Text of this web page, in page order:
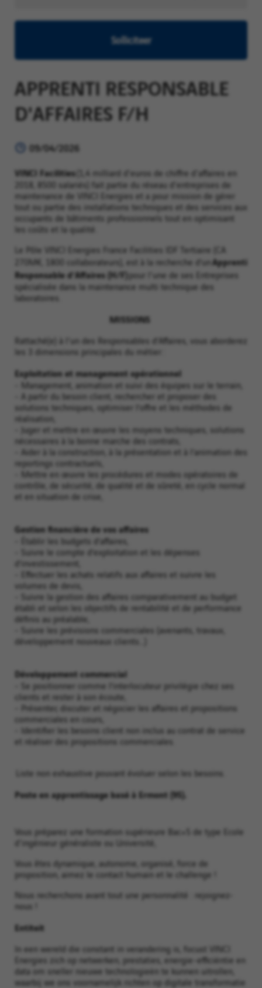
Solliciteer
APPRENTI RESPONSABLE
D'AFFAIRES F/H
09/04/2026
VINCI Facilities(1,4 milliard d'euros de chiffre d'affaires en
2018, 8500 salariés) fait partie du réseau d'entreprises de
maintenance de VINCI Energies et a pour mission de gérer
tout ou partie des installations techniques et des services aux
occupants de bâtiments professionnels tout en optimisant
les coûts et la qualité.
Le Pôle VINCI Energies France Facilities IDF Tertiaire (CA
270M€, 1800 collaborateurs), est à la recherche d’unApprenti
Responsable d’Affaires (H/F)pour l'une de ses Entreprises
spécialisée dans la maintenance multi technique des
laboratoires.
MISSIONS
Rattaché(e) à l'un des Responsables d’Affaires, vous aborderez
les 3 dimensions principales du métier :
Exploitation et management opérationnel
- Management, animation et suivi des équipes sur le terrain,
- A partir du besoin client, rechercher et proposer des
solutions techniques, optimiser l’offre et les méthodes de
réalisation,
- Juger et mettre en œuvre les moyens techniques, solutions
nécessaires à la bonne marche des contrats,
- Aider à la construction, à la présentation et à l’animation des
reportings contractuels,
- Mettre en œuvre les procédures et modes opératoires de
contrôle, de sécurité, de qualité et de sûreté, en cycle normal
et en situation de crise,
Gestion financière de vos affaires
- Établir les budgets d’affaires,
- Suivre le compte d’exploitation et les dépenses
d’investissement,
- Effectuer les achats relatifs aux affaires et suivre les
volumes de devis,
- Suivre la gestion des affaires comparativement au budget
établi et selon les objectifs de rentabilité et de performance
définis au préalable,
- Suivre les prévisions commerciales (avenants, travaux,
développement nouveaux clients…)
Développement commercial
- Se positionner comme l’interlocuteur privilégie chez ses
clients et rester à son écoute,
- Présenter, discuter et négocier les affaires et propositions
commerciales en cours,
- Identifier les besoins client non inclus au contrat de service
et réaliser des propositions commerciales.
Liste non exhaustive pouvant évoluer selon les besoins.
Poste en apprentissage basé à Ermont (95).
Vous préparez une formation supérieure Bac+5 de type Ecole
d'ingénieur généraliste ou Université,
Vous êtes dynamique, autonome, organisé, force de
proposition, aimez le contact humain et le challenge !
Nous recherchons avant tout une personnalité : rejoignez-
nous !
Entiteit
In een wereld die constant in verandering is, focust VINCI
Energies zich op netwerken, prestaties, energie-efficiëntie en
data om sneller nieuwe technologieën te kunnen uitrollen,
waarbij we ons voornamelijk richten op digitale transformatie